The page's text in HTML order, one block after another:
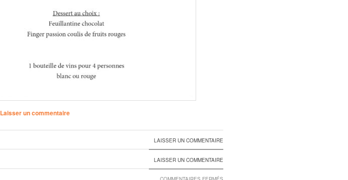
Laisser un commentaire
LAISSER UN COMMENTAIRE
LAISSER UN COMMENTAIRE